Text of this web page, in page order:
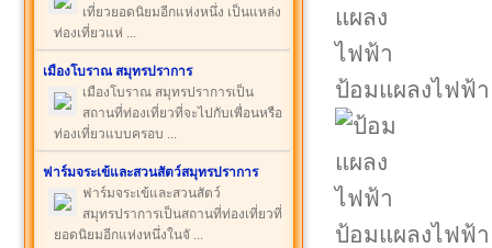
เที่ยวยอดนิยมอีกแห่งหนึ่ง เป็นแหล่ง
ท่องเที่ยวแห่ ...
เมืองโบราณ สมุทรปราการ
เมืองโบราณ สมุทรปราการเป็น
สถานที่ท่องเที่ยวที่จะไปกับเพื่อนหรือ
ท่องเที่ยวแบบครอบ ...
ฟาร์มจระเข้และสวนสัตว์สมุทรปราการ
ฟาร์มจระเข้และสวนสัตว์
สมุทรปราการเป็นสถานที่ท่องเที่ยวที่
ยอดนิยมอีกแห่งหนึ่งในจั ...
ป้อมแผลงไฟฟ้า
ป้อมแผลงไฟฟ้า